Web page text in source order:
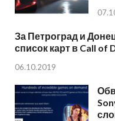
За Петроград и
список карт в Call
06.10.2019